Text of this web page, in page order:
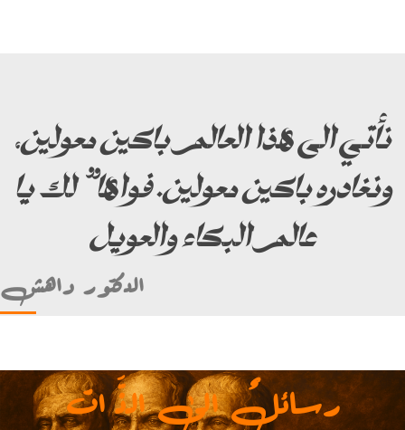
نأتي الى هذا العالم باكين معولين،
ونغادره باكين معولين. فواها” لك يا
عالم البكاء والعويل
الدكتور داهش
رسائلٌ الى الذَّ ات